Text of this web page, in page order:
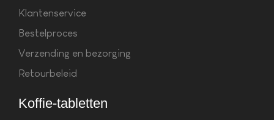
Klantenservice
Bestelproces
Verzending en bezorging
Retourbeleid
Koffie-tabletten